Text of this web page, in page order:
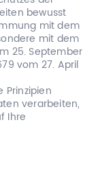
bewusst
mit dem
mit dem
25. September
vom 27. April
Prinzipien
verarbeiten,
Ihre